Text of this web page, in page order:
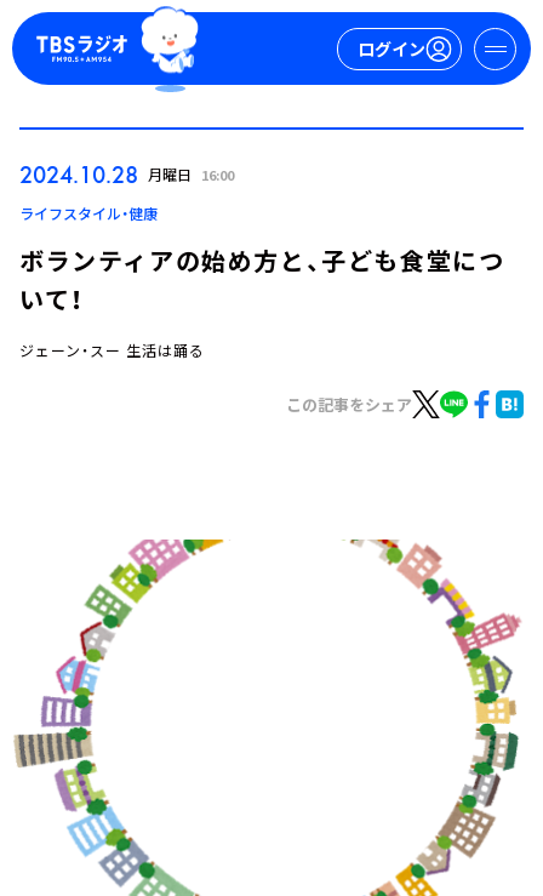
ログイン
ログイン
お知らせ
イベント・グッズ
YouTube
会社情報
2024.10.28 月曜日 16:00
ライフスタイル・健康
ボランティアの始め方と、子ども食堂につ
いて！
ジェーン・スー 生活は踊る
この記事をシェア